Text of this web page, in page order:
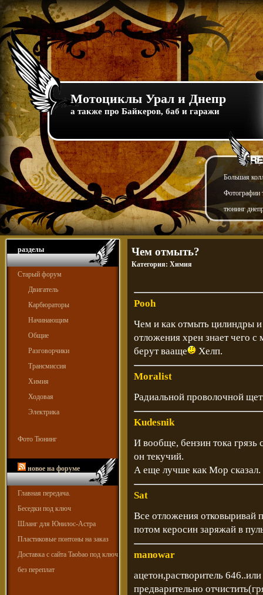
Мотоциклы Урал и Днепр
а также про Байкеров, баб и гаражи
Большая
Фотографии
тюнинг
разделы
Старый форум
Двигатель
Карбюраторы
Начинающим
Общие
Разговорчики
Трансмиссия
Химия
Ходовая
Электрика
Фото Тюнинг
новое на форуме
Главная передача.
Беседки под ключ
Шланг для Юнилос-Астра
Пластиковые понтоны на заказ
Доставка с сайта Taobao под ключ
без переплат
Чем отмыть?
Категория: Химия
Pooh
Чем и как отмыть цилиндры
отложения хрен знает чего
берут вааще
Хелп.
Moralist
Радиальной проволочной
Kudesnik
И вообще, бензин тока
он текучий.
А еще лучше как Мор сказал.
Sat
Все отложения отковыривай
потом керосин заряжай в
manowar
ацетон,растворитель
предварительно